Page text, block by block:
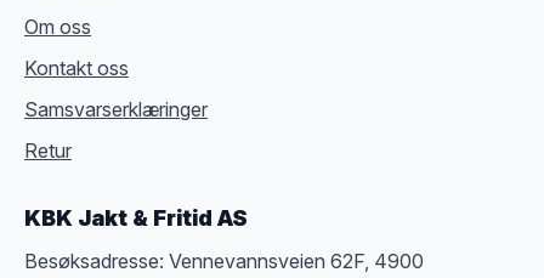
Om oss
Kontakt oss
Samsvarserklæringer
Retur
KBK Jakt & Fritid AS
Besøksadresse: Vennevannsveien 62F, 4900